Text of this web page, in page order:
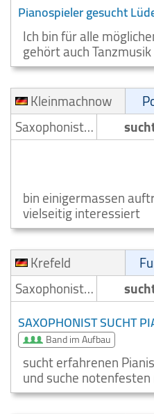
Pianospieler gesucht
Ich bin für alle
gehört auch
Kleinmachnow
Saxophonist/Saxophonspieler
bin einigermassen
vielseitig interessiert
Krefeld
Saxophonist/Saxophonspieler
SAXOPHONIST SUCHT
Band im Aufbau
sucht erfahrenen
und suche